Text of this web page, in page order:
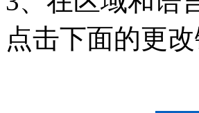
点击下面的更改